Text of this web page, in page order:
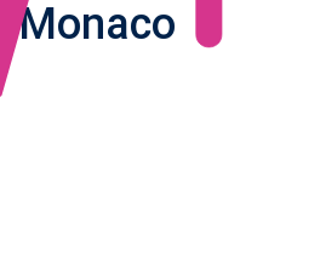
Monaco